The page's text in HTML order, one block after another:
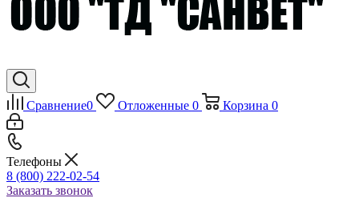
Сравнение0 Отложенные 0 Корзина 0
Телефоны
8 (800) 222-02-54
Заказать звонок